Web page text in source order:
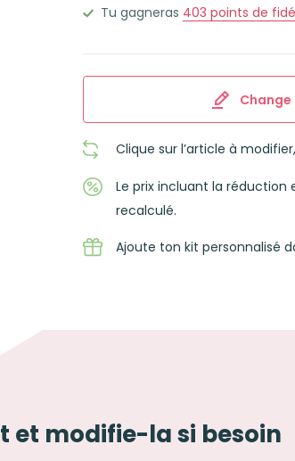
et Tu gagneras 403 points de
Clique sur l’article à
Le prix incluant la
recalculé.
Ajoute ton kit personnalisé
et modifie-la si besoin